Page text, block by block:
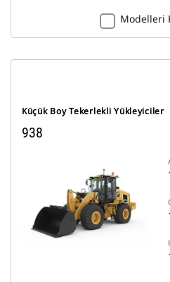
Modelleri
Küçük Boy Tekerlekli Yükleyiciler
938